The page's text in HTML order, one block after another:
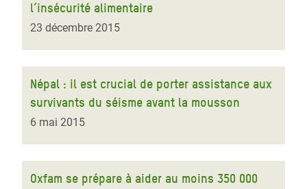
l’insécurité alimentaire
23 décembre 2015
Népal : il est crucial de porter assistance aux
survivants du séisme avant la mousson
6 mai 2015
Oxfam se prépare à aider au moins 350 000